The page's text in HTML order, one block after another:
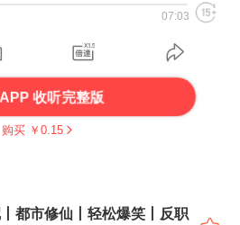
07:03
收听完整版
购买 ￥ 0.15
都市修仙丨轻松爆笑丨反职